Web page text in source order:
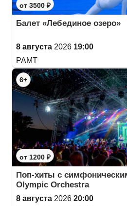
от 3500 ₽
Балет «Лебединое озеро»
8 августа 2026 19:00
РАМТ
6+
от 1200 ₽
Поп-хиты с
Olympic Orchestra
8 августа 2026 20:00